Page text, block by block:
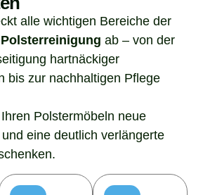
alle wichtigen Bereiche der
ab – von der
hartnäckiger
bis zur nachhaltigen Pflege
Polstermöbeln neue
eine deutlich verlängerte